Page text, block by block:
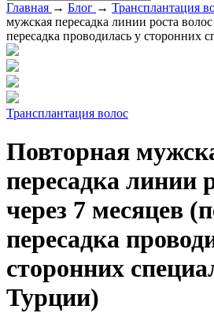
Главная → Блог → Трансплантация
мужская пересадка линии роста
пересадка проводилась у сторонних
Трансплантация волос
Повторная
пересадка линии
через 7 месяцев
пересадка
сторонних
Турции)